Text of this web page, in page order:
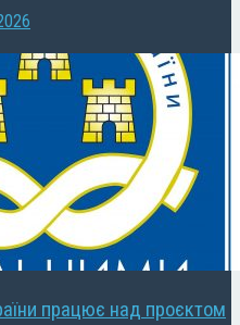
працює над проєктом